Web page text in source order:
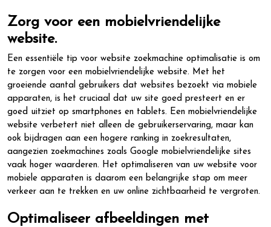
Zorg voor een mobielvriendelijke
website.
Een essentiële tip voor website zoekmachine optimalisatie is om
te zorgen voor een mobielvriendelijke website. Met het
groeiende aantal gebruikers dat websites bezoekt via mobiele
apparaten, is het cruciaal dat uw site goed presteert en er
goed uitziet op smartphones en tablets. Een mobielvriendelijke
website verbetert niet alleen de gebruikerservaring, maar kan
ook bijdragen aan een hogere ranking in zoekresultaten,
aangezien zoekmachines zoals Google mobielvriendelijke sites
vaak hoger waarderen. Het optimaliseren van uw website voor
mobiele apparaten is daarom een belangrijke stap om meer
verkeer aan te trekken en uw online zichtbaarheid te vergroten.
Optimaliseer afbeeldingen met